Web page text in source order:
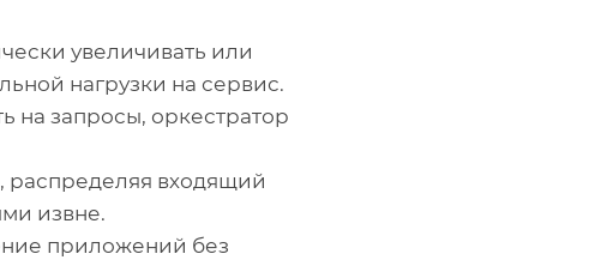
увеличивать или
нагрузки на сервис.
на запросы, оркестратор
распределяя входящий
извне.
приложений без